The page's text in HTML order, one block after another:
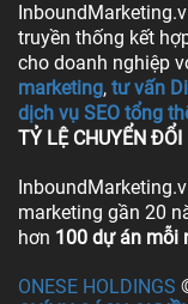
truyền thống kết
cho doanh nghiệp
marketing, tư vấn
dịch vụ SEO tổng
TỶ LỆ CHUYỂN
marketing gần 20
hơn 100 dự án mỗi
ONESE HOLDINGS